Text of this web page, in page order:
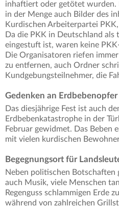
inhaftiert oder getötet wurden.
in der Menge auch Bilder des
Kurdischen Arbeiterpartei
Da die PKK in Deutschland
eingestuft ist, waren keine
Die Organisatoren riefen
zu entfernen, auch Ordner
Kundgebungsteilnehmer, die
Gedenken an Erdbebenopfer
Das diesjährige Fest ist auch
Erdbebenkatastrophe in der
Februar gewidmet. Das Beben
mit vielen kurdischen
Begegnungsort für
Neben politischen Botschaften
auch Musik, viele Menschen
Regenguss schlammigen Erde
während von zahlreichen